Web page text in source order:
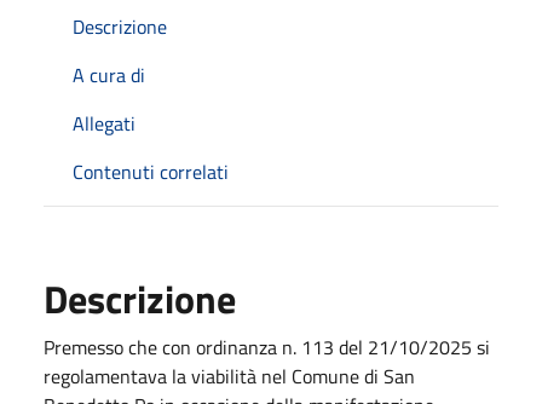
Descrizione
A cura di
Allegati
Contenuti correlati
Descrizione
Premesso che con ordinanza n. 113 del 21/10/2025 si
regolamentava la viabilità nel Comune di San